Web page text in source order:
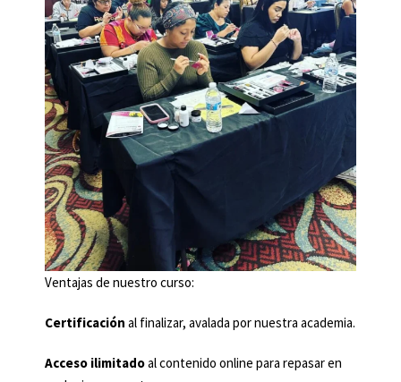
Ventajas de nuestro curso:
Certificación al finalizar, avalada por nuestra academia.
Acceso ilimitadoal contenido online para repasar en